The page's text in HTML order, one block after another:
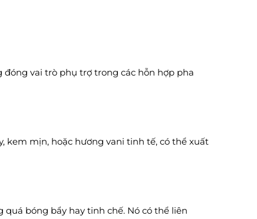
vai trò phụ trợ trong các hỗn hợp pha
kem mịn, hoặc hương vani tinh tế, có thể xuất
bóng bẩy hay tinh chế. Nó có thể liên